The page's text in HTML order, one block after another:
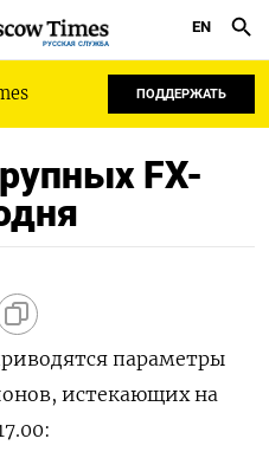
РУССКАЯ СЛУЖБА
EN
ПОДДЕРЖАТЬ
FX-
параметры
истекающих на